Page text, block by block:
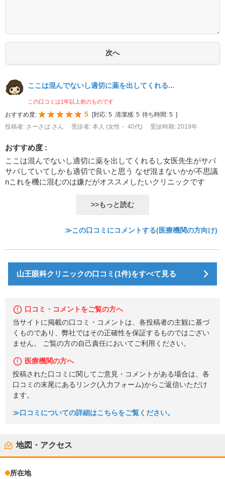
ここは混んでないし適切に薬を出してくれる...
この口コミは1年以上前のものです
おすすめ度: 5 対応: 5 清潔感: 5 待ち時間: 5
投稿者: さーさば さん
受診者: 本人 (女性・ 40代) 受診時期: 2019年
おすすめ度 :
ここは混んでないし適切に薬を出してくれるし女医先生がサバ
サバしていてしかも適切で良いと思う なぜ混まないかが不思議
nこれを機に混むのは嫌だがオススメしたいクリニックです
>>もっと読む
≫この口コミにコメントする(医療機関の方向け)
山王眼科クリニックの口コミ(1件)をすべて見る
口コミ・コメントをご覧の方へ
当サイトに掲載の口コミ・コメントは、各投稿者の主観に基づ
くものであり、弊社ではその正確性を保証するものではござい
ません。 ご覧の方の自己責任においてご利用ください。
医療機関の方へ
投稿された口コミに関してご意見・コメントがある場合は、各
口コミの末尾にあるリンク(入力フォーム)からご返信いただけ
ます。
≫口コミについての詳細はこちらをご覧ください。
地図・アクセス
所在地